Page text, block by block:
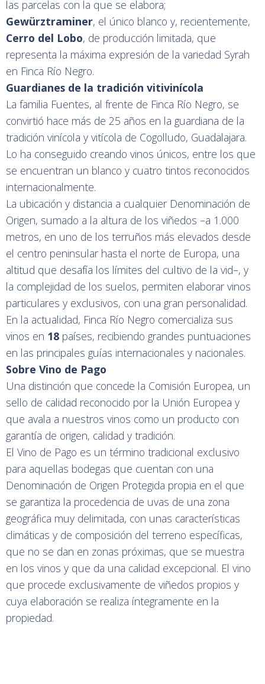
las parcelas con la que se elabora;
Gewürztraminer, el único blanco y, recientemente,
Cerro del Lobo, de producción limitada, que
representa la máxima expresión de la variedad Syrah
en Finca Río Negro.
Guardianes de la tradición vitivinícola
La familia Fuentes, al frente de Finca Río Negro, se
convirtió hace más de 25 años en la guardiana de la
tradición vinícola y vitícola de Cogolludo, Guadalajara.
Lo ha conseguido creando vinos únicos, entre los que
se encuentran un blanco y cuatro tintos reconocidos
internacionalmente.
La ubicación y distancia a cualquier Denominación de
Origen, sumado a la altura de los viñedos –a 1.000
metros, en uno de los terruños más elevados desde
el centro peninsular hasta el norte de Europa, una
altitud que desafía los límites del cultivo de la vid–, y
la complejidad de los suelos, permiten elaborar vinos
particulares y exclusivos, con una gran personalidad.
En la actualidad, Finca Río Negro comercializa sus
vinos en 18 países, recibiendo grandes puntuaciones
en las principales guías internacionales y nacionales.
Sobre Vino de Pago
Una distinción que concede la Comisión Europea, un
sello de calidad reconocido por la Unión Europea y
que avala a nuestros vinos como un producto con
garantía de origen, calidad y tradición.
El Vino de Pago es un término tradicional exclusivo
para aquellas bodegas que cuentan con una
Denominación de Origen Protegida propia en el que
se garantiza la procedencia de uvas de una zona
geográfica muy delimitada, con unas características
climáticas y de composición del terreno específicas,
que no se dan en zonas próximas, que se muestra
en los vinos y que da una calidad excepcional. El vino
que procede exclusivamente de viñedos propios y
cuya elaboración se realiza íntegramente en la
propiedad.